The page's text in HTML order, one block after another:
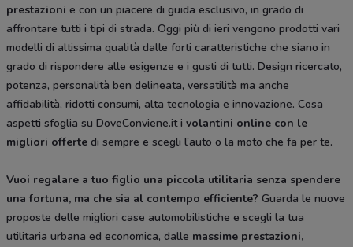
prestazioni e con un piacere di guida esclusivo, in grado di
affrontare tutti i tipi di strada. Oggi più di ieri vengono prodotti vari
modelli di altissima qualità dalle forti caratteristiche che siano in
grado di rispondere alle esigenze e i gusti di tutti. Design ricercato,
potenza, personalità ben delineata, versatilità ma anche
affidabilità, ridotti consumi, alta tecnologia e innovazione. Cosa
aspetti sfoglia su DoveConviene.it i volantini online con le
migliori offerte di sempre e scegli l’auto o la moto che fa per te.
Vuoi regalare a tuo figlio una piccola utilitaria senza spendere
una fortuna, ma che sia al contempo efficiente? Guarda le nuove
proposte delle migliori case automobilistiche e scegli la tua
utilitaria urbana ed economica, dalle massime prestazioni,